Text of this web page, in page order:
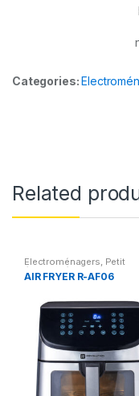
Categories:
Related
Electroménagers, Petit
électroménager
AIR FRYER R-AF06